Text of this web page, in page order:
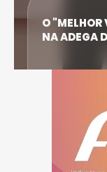
O "MELHOR
NA ADEGA